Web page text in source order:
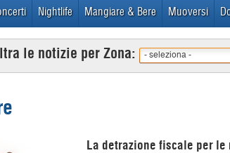
Nightlife Mangiare & Bere Muoversi
le notizie per Zona: - seleziona -
La detrazione fiscale per